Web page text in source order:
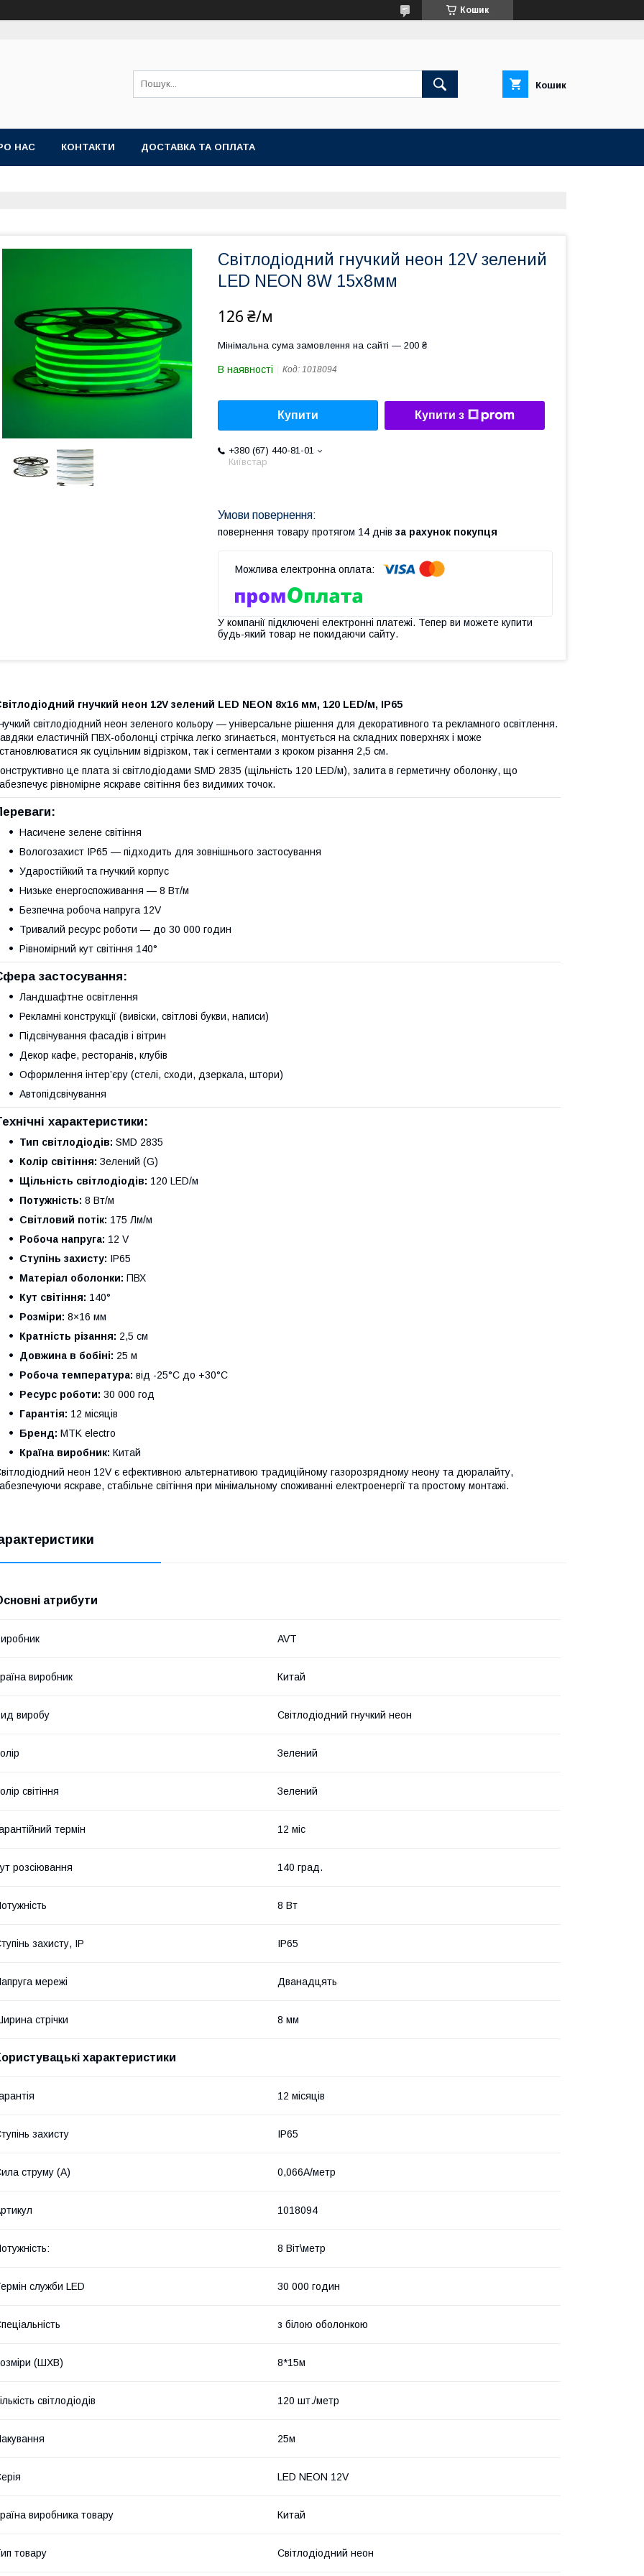
Кошик
Кошик
НАС КОНТАКТИ ДОСТАВКА ТА ОПЛАТА
Світлодіодний гнучкий неон 12V зелений
LED NEON 8W 15x8мм
126 ₴/м
Мінімальна сума замовлення на сайті — 200 ₴
В наявності Код: 1018094
Купити Купити з
+380 (67) 440-81-01
Київстар
повернення товару протягом 14 днів за рахунок покупця
У компанії підключені електронні платежі. Тепер ви можете купити
будь-який товар не покидаючи сайту.
гнучкий неон 12V зелений LED NEON 8x16 мм, 120 LED/м, IP65
світлодіодний неон зеленого кольору — універсальне рішення для декоративного та рекламного освітлення.
еластичній ПВХ-оболонці стрічка легко згинається, монтується на складних поверхнях і може
як суцільним відрізком, так і сегментами з кроком різання 2,5 см.
це плата зі світлодіодами SMD 2835 (щільність 120 LED/м), залита в герметичну оболонку, що
рівномірне яскраве світіння без видимих точок.
Насичене зелене світіння
Вологозахист IP65 — підходить для зовнішнього застосування
Ударостійкий та гнучкий корпус
Низьке енергоспоживання — 8 Вт/м
Безпечна робоча напруга 12V
Тривалий ресурс роботи — до 30 000 годин
Рівномірний кут світіння 140°
застосування:
Ландшафтне освітлення
Рекламні конструкції (вивіски, світлові букви, написи)
Підсвічування фасадів і вітрин
Декор кафе, ресторанів, клубів
Оформлення інтер’єру (стелі, сходи, дзеркала, штори)
Автопідсвічування
характеристики:
Тип світлодіодів: SMD 2835
Колір світіння: Зелений (G)
Щільність світлодіодів: 120 LED/м
Потужність: 8 Вт/м
Світловий потік: 175 Лм/м
Робоча напруга: 12 V
Ступінь захисту: IP65
Матеріал оболонки: ПВХ
Кут світіння: 140°
Розміри: 8×16 мм
Кратність різання: 2,5 см
Довжина в бобіні: 25 м
Робоча температура: від -25°C до +30°C
Ресурс роботи: 30 000 год
Гарантія: 12 місяців
Бренд: MTK electro
Країна виробник: Китай
неон 12V є ефективною альтернативою традиційному газорозрядному неону та дюралайту,
яскраве, стабільне світіння при мінімальному споживанні електроенергії та простому монтажі.
атрибути
AVT
виробник Китай
виробу Світлодіодний гнучкий неон
Зелений
світіння Зелений
термін 12 міс
розсіювання 140 град.
8 Вт
захисту, IP IP65
мережі Дванадцять
стрічки 8 мм
характеристики
12 місяців
захисту IP65
струму (А) 0,066А/метр
1018094
8 Віт\метр
служби LED 30 000 годин
з білою оболонкою
(ШХВ) 8*15м
світлодіодів 120 шт./метр
25м
LED NEON 12V
виробника товару Китай
товару Світлодіодний неон